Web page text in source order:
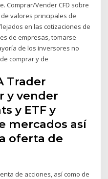
Comprar/Vender CFD sobre
valores principales de
en las cotizaciones de
de empresas, tomarse
de los inversores no
comprar y de
Trader
y vender
y ETF y
mercados así
oferta de
de acciones, así como de